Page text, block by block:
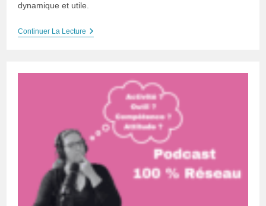
dynamique et utile.
Continuer La LectureFaire
D’adresse